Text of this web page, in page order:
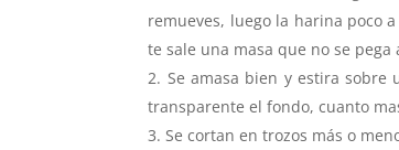
remueves, luego la harina poco
te sale una masa que no se pega
Se amasa bien y estira
transparente el fondo, cuanto
Se cortan en trozos más o